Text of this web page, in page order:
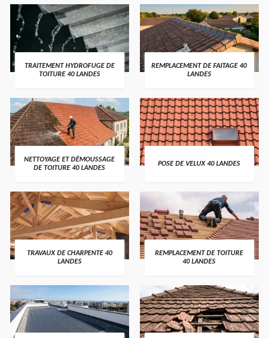
TRAITEMENT HYDROFUGE DE
TOITURE 40 LANDES
REMPLACEMENT DE FAITAGE 40
LANDES
NETTOYAGE ET DÉMOUSSAGE
DE TOITURE 40 LANDES
POSE DE VELUX 40 LANDES
TRAVAUX DE CHARPENTE 40
LANDES
REMPLACEMENT DE TOITURE
40 LANDES